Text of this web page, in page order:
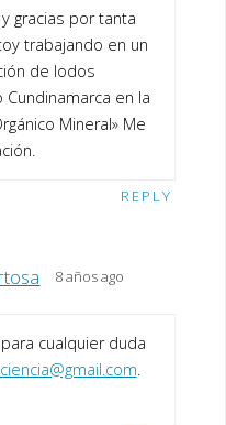
gracias por tanta
trabajando en un
de lodos
en la
Mineral» Me
REPLY
8 años ago
cualquier duda
.